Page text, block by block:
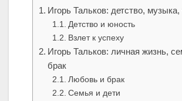
Игорь Тальков: детство, музыка,
Детство и юность
Взлет к успеху
Игорь Тальков: личная жизнь,
брак
Любовь и брак
Семья и дети